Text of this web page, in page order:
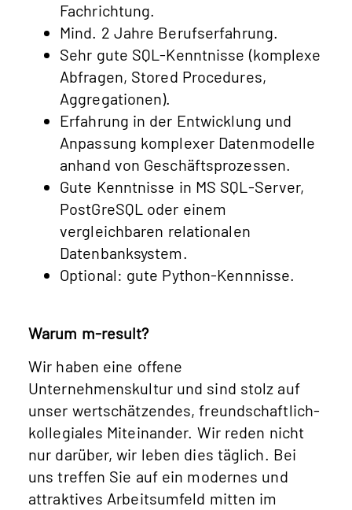
Fachrichtung.
Mind. 2 Jahre Berufserfahrung.
Sehr gute SQL-Kenntnisse (komplexe
Abfragen, Stored Procedures,
Aggregationen).
Erfahrung in der Entwicklung und
Anpassung komplexer Datenmodelle
anhand von Geschäftsprozessen.
Gute Kenntnisse in MS SQL-Server,
PostGreSQL oder einem
vergleichbaren relationalen
Datenbanksystem.
Optional: gute Python-Kennnisse.
Warum m-result?
Wir haben eine offene
Unternehmenskultur und sind stolz auf
unser wertschätzendes, freundschaftlich-
kollegiales Miteinander. Wir reden nicht
nur darüber, wir leben dies täglich. Bei
uns treffen Sie auf ein modernes und
attraktives Arbeitsumfeld mitten im